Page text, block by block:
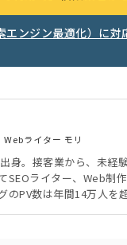
エンジン最適化）に
Webライター モリ
身。接客業から、未経
SEOライター、Web制
のPV数は年間14万人を